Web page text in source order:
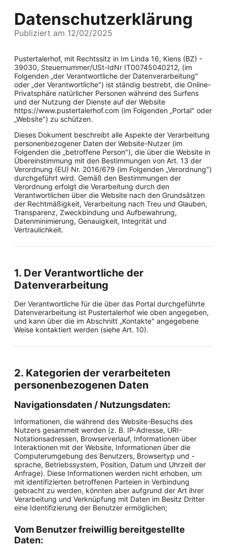
Datenschutzerklärung
Publiziert am 12/02/2025
Pustertalerhof, mit Rechtssitz in Im Linda 16, Kiens (BZ) -
39030, Steuernummer/USt-IdNr IT00745040212, (im
Folgenden „der Verantwortliche der Datenverarbeitung"
oder „der Verantwortliche") ist ständig bestrebt, die Online-
Privatsphäre natürlicher Personen während des Surfens
und der Nutzung der Dienste auf der Website
https://www.pustertalerhof.com (im Folgenden „Portal" oder
„Website") zu schützen.
Dieses Dokument beschreibt alle Aspekte der Verarbeitung
personenbezogener Daten der Website-Nutzer (im
Folgenden die „betroffene Person"), die über die Website in
Übereinstimmung mit den Bestimmungen von Art. 13 der
Verordnung (EU) Nr. 2016/679 (im Folgenden „Verordnung")
durchgeführt wird. Gemäß den Bestimmungen der
Verordnung erfolgt die Verarbeitung durch den
Verantwortlichen über die Website nach den Grundsätzen
der Rechtmäßigkeit, Verarbeitung nach Treu und Glauben,
Transparenz, Zweckbindung und Aufbewahrung,
Datenminimierung, Genauigkeit, Integrität und
Vertraulichkeit.
1. Der Verantwortliche der
Datenverarbeitung
Der Verantwortliche für die über das Portal durchgeführte
Datenverarbeitung ist Pustertalerhof wie oben angegeben,
und kann über die im Abschnitt „Kontakte" angegebene
Weise kontaktiert werden (siehe Art. 10).
2. Kategorien der verarbeiteten
personenbezogenen Daten
Navigationsdaten / Nutzungsdaten:
Informationen, die während des Website-Besuchs des
Nutzers gesammelt werden (z. B. IP-Adresse, URI-
Notationsadressen, Browserverlauf, Informationen über
Interaktionen mit der Website, Informationen über die
Computerumgebung des Benutzers, Browsertyp und -
sprache, Betriebssystem, Position, Datum und Uhrzeit der
Anfrage). Diese Informationen werden nicht erhoben, um
mit identifizierten betroffenen Parteien in Verbindung
gebracht zu werden, könnten aber aufgrund der Art ihrer
Verarbeitung und Verknüpfung mit Daten im Besitz Dritter
eine Identifizierung der Benutzer ermöglichen;
Vom Benutzer freiwillig bereitgestellte
Daten: